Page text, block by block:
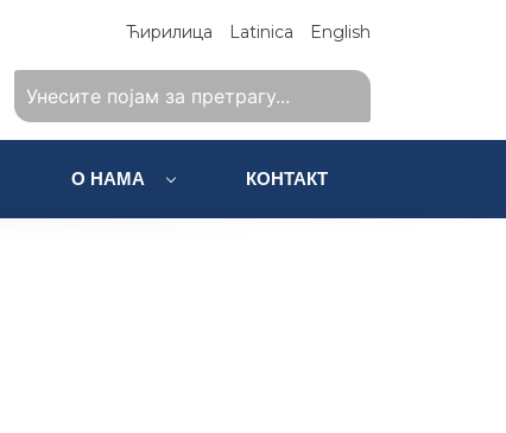
Ћирилица Latinica English
О НАМА КОНТАКТ